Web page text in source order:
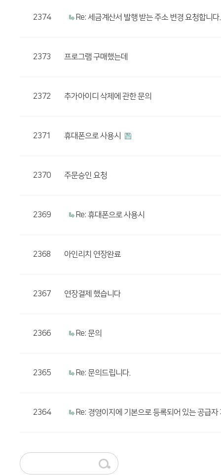
2374 Re: 세금계산서 발행 받는 주소 변경 요청합니다.
2373 프로그램 구매했는데
2372 추가아이디 삭제에 관한 문의
2371 휴대폰으로 사용시
2370 주문승인 요청
2369 Re: 휴대폰으로 사용시
2368 아인리치 연장완료
2367 연장결제 했습니다
2366 Re: 문의
2365 Re: 문의드립니다.
2364 Re: 경영이지에 기본으로 등록되어 있는 공급자